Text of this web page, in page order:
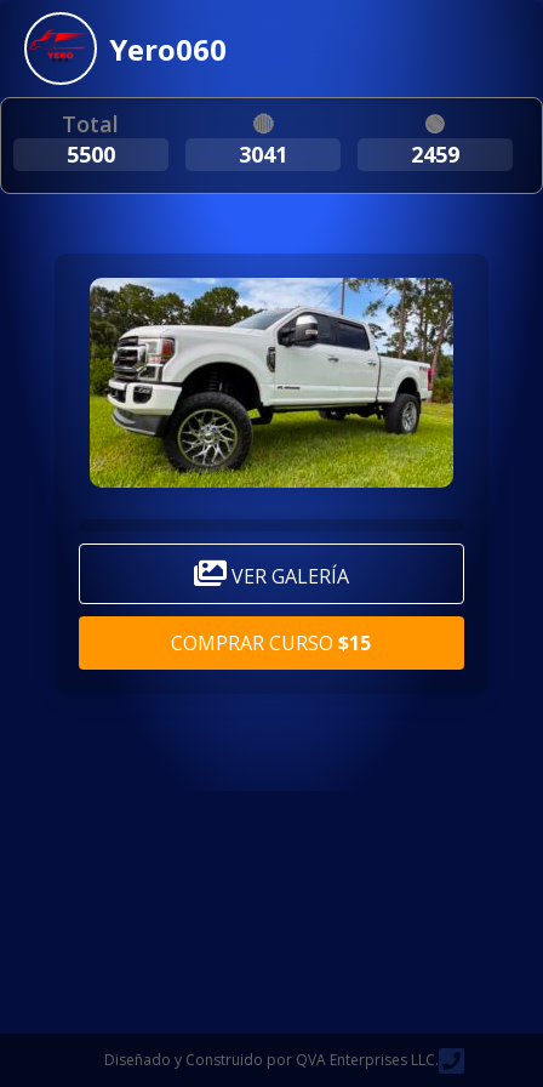
Yero060
Total
5500
🔴
3041
🟢
2459
VER GALERÍA
COMPRAR CURSO$15
Diseñado y Construido por QVA Enterprises LLC.